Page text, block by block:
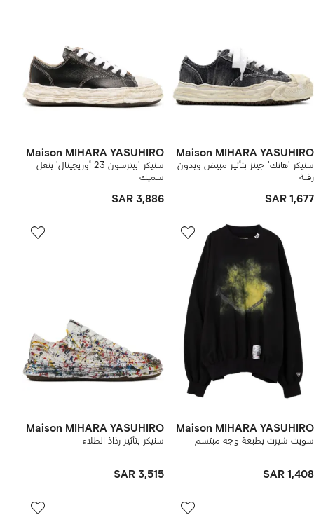
Maison MIHARA YASUHIRO
سنيكر 'هانك' جينز بتأثير مبيض وبدون
رقبة
SAR 1,677
Maison MIHARA YASUHIRO
سنيكر 'بيترسون 23 أوريجينال' بنعل
سميك
SAR 3,886
Maison MIHARA YASUHIRO
سويت شيرت بطبعة وجه مبتسم
SAR 1,408
Maison MIHARA YASUHIRO
سنيكر بتأثير رذاذ الطلاء
SAR 3,515